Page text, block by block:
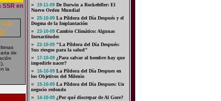
SSR en
de
la
»
19-11-09De Darwin a Rockefeller: El
Nuevo Orden Mundial
»
25-10-09La Píldora del Día Después y el
Dogma de la Implantación
»
23-10-09Cambio Climático: Algunas
Inexactitudes
»
22-10-09"La Píldora del Día Después:
Sus riesgos para la salud"
»
17-10-09¿Para salvar al hombre hay que
impedirle nacer?
»
16-10-09La Píldora del Día Despues en
los Objetivos del Milenio
»
15-10-09La Píldora del Día Despues: Un
negocio redondo
»
14-10-09¿Por qué discrepar de Al Gore?